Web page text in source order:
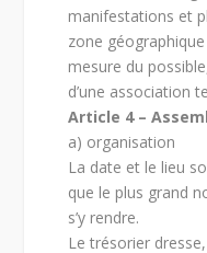
manifestations et
zone
mesure du
d’une association
Article 4 –
a) organisation
La date et le lieu
que le plus grand
s’y rendre.
Le trésorier